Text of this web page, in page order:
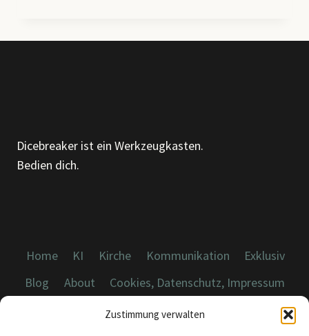
Zustimmung verwalten
Dicebreaker ist ein Werkzeugkasten.
Bedien dich.
Home KI Kirche Kommunikation
Exklusiv
Blog
About Cookies, Datenschutz, Impressum